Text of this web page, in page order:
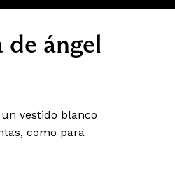
ángel
vestido blanco
como para